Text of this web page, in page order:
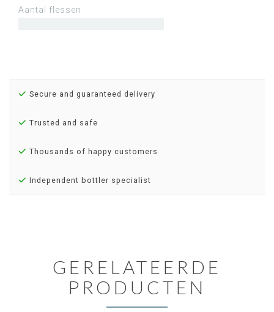
Aantal flessen
Secure and guaranteed delivery
Trusted and safe
Thousands of happy customers
Independent bottler specialist
GERELATEERDE
PRODUCTEN